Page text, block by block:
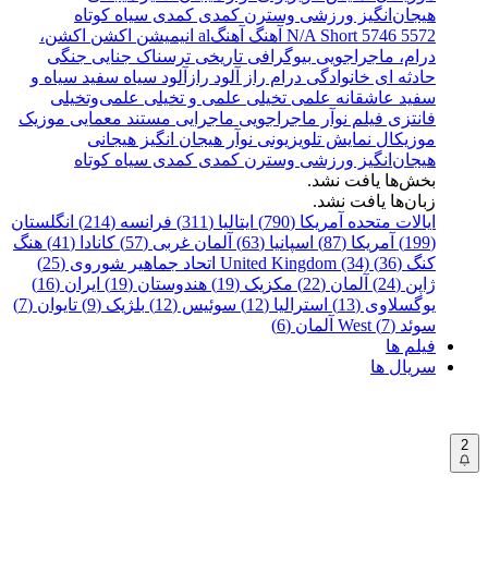
هیجان‌انگیز ورزشی وسترن کمدی کمدی سیاه کوتاه
5572
5746
N/A Short آهنگ آهنگal انیمیشن اکشن اکشن،
درام، ماجراجویی بیوگرافی تاریخی ترسناک جنایی جنگی
حادثه ای خانوادگی درام راز آلود رازآلود سیاه سفید سیاه و
سفید عاشقانه علمی تخیلی علمی و تخیلی علمی‌و‌تخیلی
فانتزی فیلم نوآر ماجراجویی ماجرایی مستند معمایی موزیک
موزیکال نمایش تلویزیونی نوآر هیجان انگیز هیجانی
هیجان‌انگیز ورزشی وسترن کمدی کمدی سیاه کوتاه
بخش‌ها یافت نشد.
زبان‌ها یافت نشد.
ایالات متحده آمریکا (790)
ایتالیا (311) فرانسه (214)
انگلستان
(199)
آمریکا (87) اسپانیا (63) آلمان غربی (57) کانادا (41)
هنگ
کنگ (36)
United Kingdom (34) اتحاد جماهیر شوروی (25)
ژاپن (24)
آلمان (22) مکزیک (19) هندوستان (19)
ایران (16)
یوگسلاوی (13)
استرالیا (12) سوئیس (12) بلژیک (9)
تایوان (7)
سوئد (7)
West آلمان (6)
فیلم ها
سریال ها
2